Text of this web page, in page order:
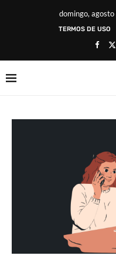
domingo,
TERMOS DE USO